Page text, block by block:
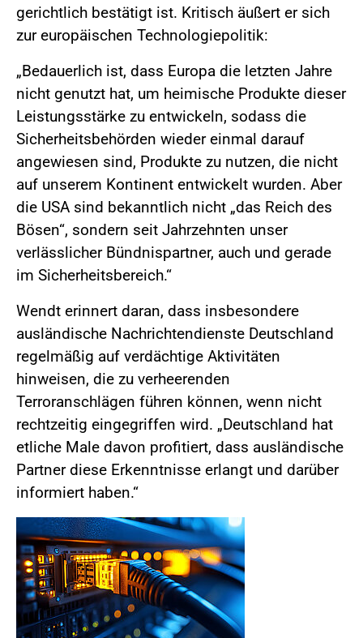
gerichtlich bestätigt ist. Kritisch äußert er sich
zur europäischen Technologiepolitik:
„Bedauerlich ist, dass Europa die letzten Jahre
nicht genutzt hat, um heimische Produkte dieser
Leistungsstärke zu entwickeln, sodass die
Sicherheitsbehörden wieder einmal darauf
angewiesen sind, Produkte zu nutzen, die nicht
auf unserem Kontinent entwickelt wurden. Aber
die USA sind bekanntlich nicht „das Reich des
Bösen“, sondern seit Jahrzehnten unser
verlässlicher Bündnispartner, auch und gerade
im Sicherheitsbereich.“
Wendt erinnert daran, dass insbesondere
ausländische Nachrichtendienste Deutschland
regelmäßig auf verdächtige Aktivitäten
hinweisen, die zu verheerenden
Terroranschlägen führen können, wenn nicht
rechtzeitig eingegriffen wird. „Deutschland hat
etliche Male davon profitiert, dass ausländische
Partner diese Erkenntnisse erlangt und darüber
informiert haben.“